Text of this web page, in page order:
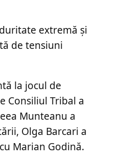
extremă și
de tensiuni
la jocul de
Consiliul Tribal a
Munteanu a
Olga Barcari a
Marian Godină.